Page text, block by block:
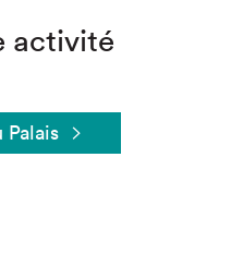
activité